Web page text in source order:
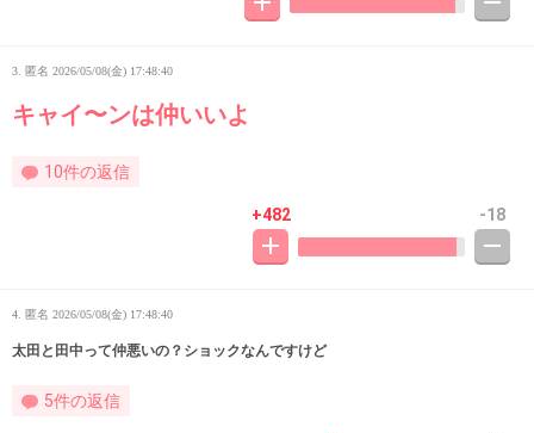
3. 匿名 2026/05/08(金) 17:48:40
キャイ〜ンは仲いいよ
10件の返信
+482 -18
4. 匿名 2026/05/08(金) 17:48:40
太田と田中って仲悪いの？ショックなんですけど
5件の返信